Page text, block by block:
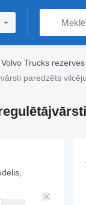
Volvo Trucks
paredzēts vilcēju